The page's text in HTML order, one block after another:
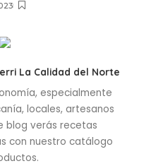
La Calidad del Norte
especialmente
locales, artesanos
blog verás recetas
con nuestro catálogo